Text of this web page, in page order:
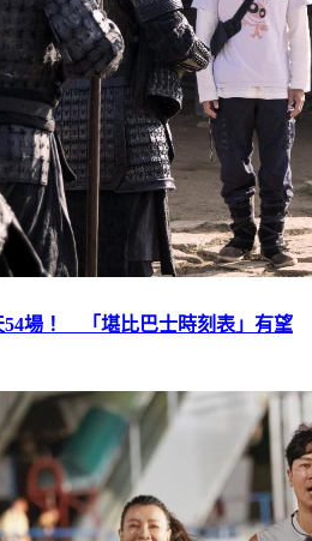
54場！ 「堪比巴士時刻表」有望